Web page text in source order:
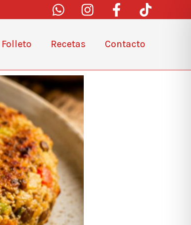
Folleto Recetas Contacto